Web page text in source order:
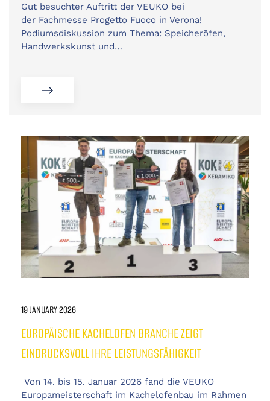
Gut besuchter Auftritt der VEUKO bei
der Fachmesse Progetto Fuoco in Verona!
Podiumsdiskussion zum Thema: Speicheröfen,
Handwerkskunst und…
19 JANUARY 2026
EUROPÄISCHE KACHELOFEN BRANCHE ZEIGT
EINDRUCKSVOLL IHRE LEISTUNGSFÄHIGKEIT
Von 14. bis 15. Januar 2026 fand die VEUKO
Europameisterschaft im Kachelofenbau im Rahmen